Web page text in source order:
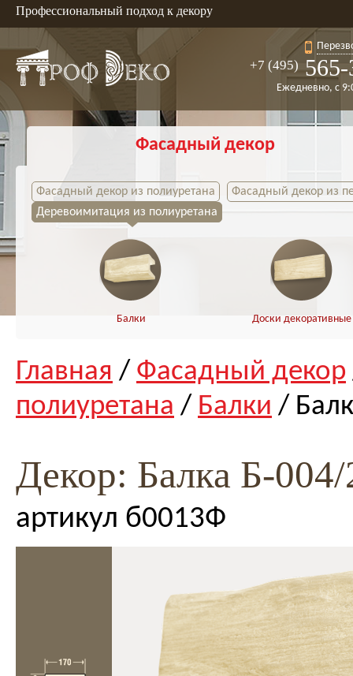
Профессиональный подход к декору
+7 (495)
Ежедневно, с
Фасадный декор
Фасадный декор из полиуретана
Фасадный декор из
Деревоимитация из полиуретана
Балки Доски декоративные
Главная / Фасадный декор
полиуретана / Балки /
Декор: Балка Б-
артикул б0013Ф